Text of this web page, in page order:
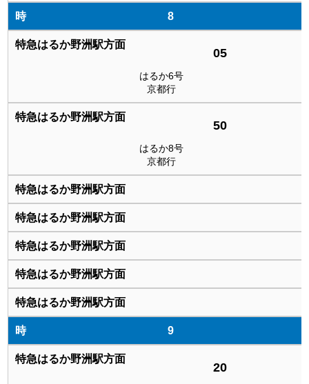
8
05
はるか6号
京都行
50
はるか8号
京都行
9
20